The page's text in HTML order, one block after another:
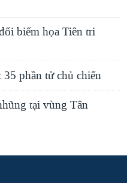
biếm họa Tiên tri
phần tử chủ chiến
tại vùng Tân